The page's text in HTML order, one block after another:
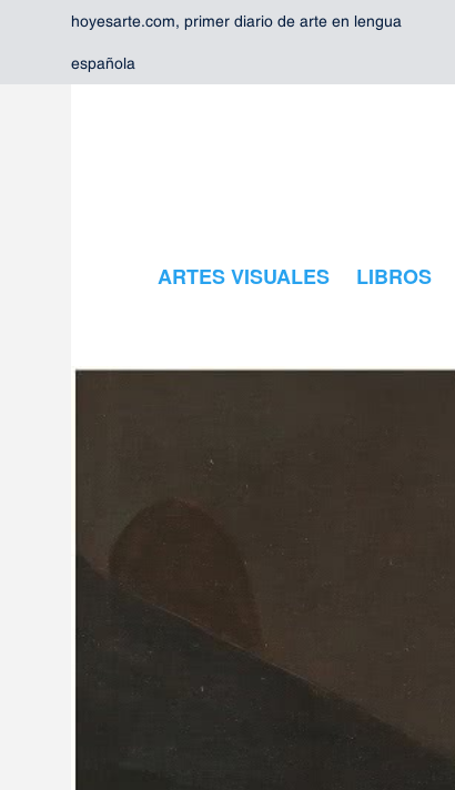
hoyesarte.com, primer diario de arte en lengua
española
ARTES VISUALES LIBROS